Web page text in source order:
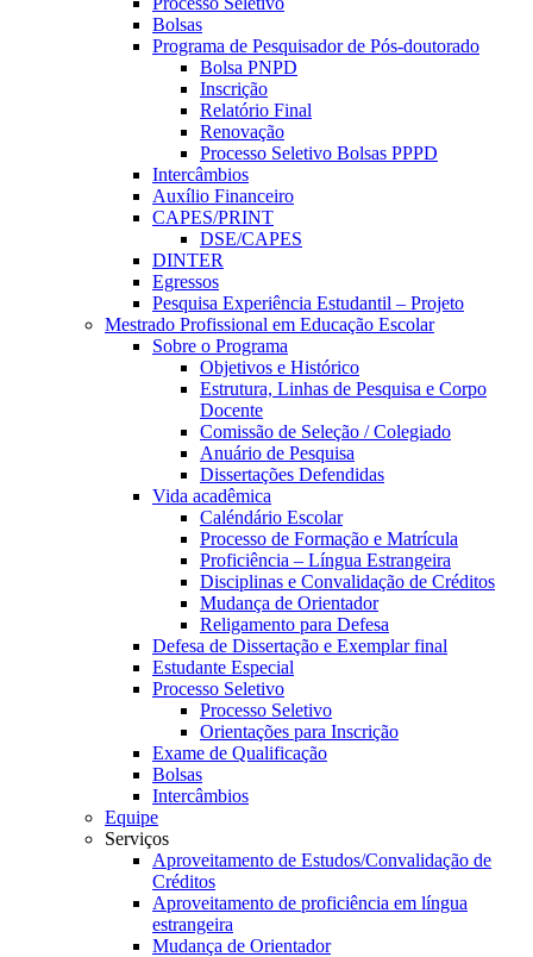
Bolsas
Programa de Pesquisador de Pós-doutorado
Bolsa PNPD
Inscrição
Relatório Final
Renovação
Processo Seletivo Bolsas PPPD
Intercâmbios
Auxílio Financeiro
CAPES/PRINT
DSE/CAPES
DINTER
Egressos
Pesquisa Experiência Estudantil – Projeto
Mestrado Profissional em Educação Escolar
Sobre o Programa
Objetivos e Histórico
Estrutura, Linhas de Pesquisa e Corpo
Docente
Comissão de Seleção / Colegiado
Anuário de Pesquisa
Dissertações Defendidas
Vida acadêmica
Caléndário Escolar
Processo de Formação e Matrícula
Proficiência – Língua Estrangeira
Disciplinas e Convalidação de Créditos
Mudança de Orientador
Religamento para Defesa
Defesa de Dissertação e Exemplar final
Estudante Especial
Processo Seletivo
Processo Seletivo
Orientações para Inscrição
Exame de Qualificação
Bolsas
Intercâmbios
Equipe
Serviços
Aproveitamento de Estudos/Convalidação de
Créditos
Aproveitamento de proficiência em língua
estrangeira
Mudança de Orientador